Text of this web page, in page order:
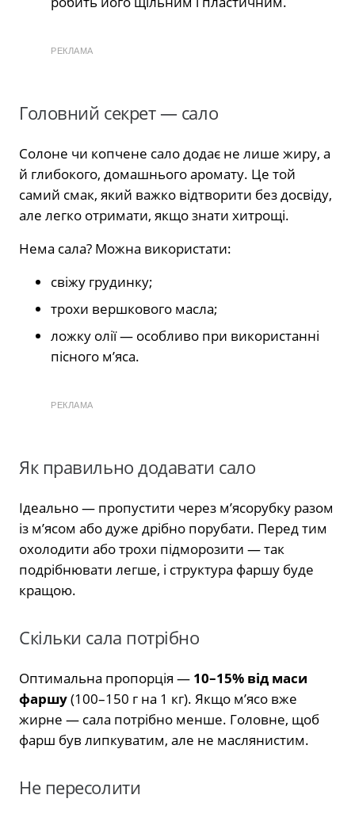
РЕКЛАМА
Головний секрет — сало
Солоне чи копчене сало додає не лише жиру, а
й глибокого, домашнього аромату. Це той
самий смак, який важко відтворити без досвіду,
але легко отримати, якщо знати хитрощі.
Нема сала? Можна використати:
свіжу грудинку;
трохи вершкового масла;
ложку олії — особливо при використанні
пісного м’яса.
РЕКЛАМА
Як правильно додавати сало
Ідеально — пропустити через м’ясорубку разом
із м’ясом або дуже дрібно порубати. Перед тим
охолодити або трохи підморозити — так
подрібнювати легше, і структура фаршу буде
кращою.
Скільки сала потрібно
Оптимальна пропорція — 10–15% від маси
фаршу(100–150 г на 1 кг). Якщо м’ясо вже
жирне — сала потрібно менше. Головне, щоб
фарш був липкуватим, але не маслянистим.
Не пересолити